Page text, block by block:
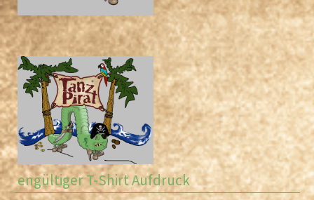
engültiger T-Shirt Aufdruck